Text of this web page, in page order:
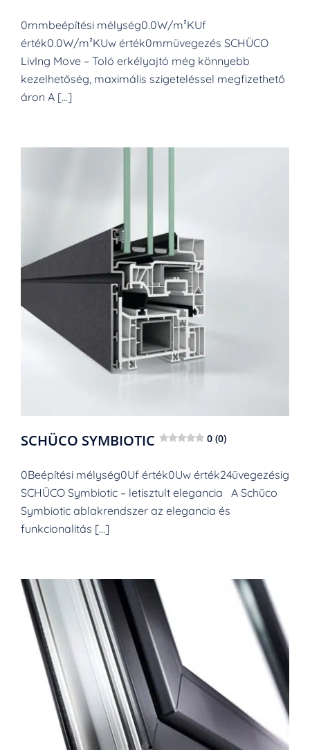
0mmbeépítési mélység0.0W/m²KUf
érték0.0W/m²KUw érték0mmüvegezés SCHÜCO
LivIng Move – Toló erkélyajtó még könnyebb
kezelhetőség, maximális szigeteléssel megfizethető
áron A […]
SCHÜCO SYMBIOTIC 0 (0)
0Beépítési mélység0Uf érték0Uw érték24üvegezésig
SCHÜCO Symbiotic – letisztult elegancia A Schüco
Symbiotic ablakrendszer az elegancia és
funkcionalitás […]